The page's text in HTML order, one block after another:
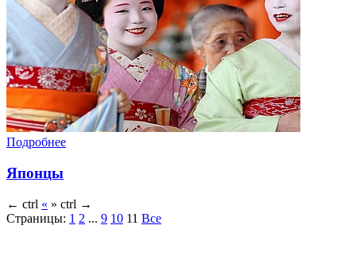
Подробнее
Японцы
← ctrl « » ctrl →
Страницы: 1 2 ... 9 10 11 Все